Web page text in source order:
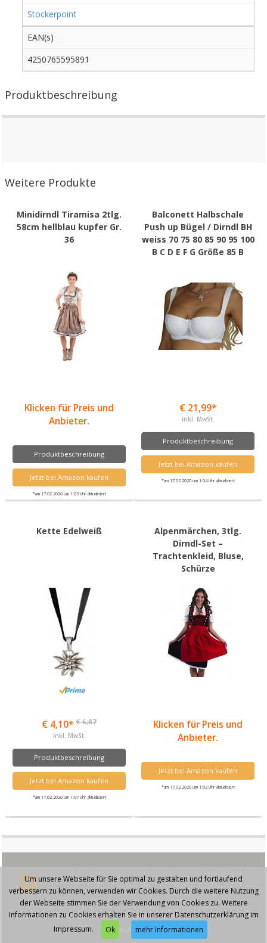
Stockerpoint
EAN(s)
4250765595891
Produktbeschreibung
Weitere Produkte
Minidirndl Tiramisa 2tlg.
58cm hellblau kupfer Gr.
36
Klicken für Preis und
Anbieter.
Produktbeschreibung
Jetzt bei Amazon kaufen
*am 17.02.2020 um 1:03 Uhr aktualisiert
Balconett Halbschale
Push up Bügel / Dirndl BH
weiss 70 75 80 85 90 95 100
B C D E F G Größe 85 B
€ 21,99*
inkl. MwSt.
Produktbeschreibung
Jetzt bei Amazon kaufen
*am 17.02.2020 um 1:04 Uhr aktualisiert
Kette Edelweiß
€ 4,10* € 6,87
inkl. MwSt.
Produktbeschreibung
Jetzt bei Amazon kaufen
*am 17.02.2020 um 1:07 Uhr aktualisiert
Alpenmärchen, 3tlg.
Dirndl-Set –
Trachtenkleid, Bluse,
Schürze
Klicken für Preis und
Anbieter.
Jetzt bei Amazon kaufen
*am 17.02.2020 um 1:02 Uhr aktualisiert
© 2026 - Trachtendirndl.de - Diese Seite läuft mit dem Affiliate Theme
von
AffiliSeo
Um unsere Webseite für Sie optimal zu gestalten und fortlaufend
verbessern zu können, verwenden wir Cookies. Durch die weitere Nutzung
der Webseite stimmen Sie der Verwendung von Cookies zu. Weitere
Informationen zu Cookies erhalten Sie in unserer Datenschutzerklärung im
Impressum.
Ok mehr Informationen